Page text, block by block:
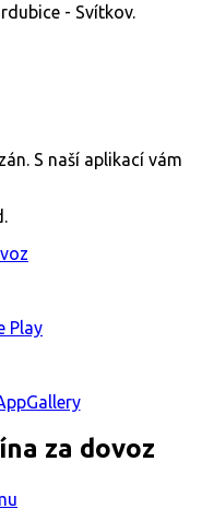
- Svítkov.
S naší aplikací vám
za dovoz